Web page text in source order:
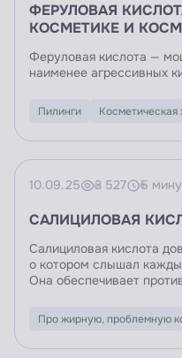
ФЕРУЛОВАЯ
КОСМЕТИКЕ И
Феруловая кислота —
наименее агрессивных
Пилинги Косметическая
10.09.25 3 527 5
САЛИЦИЛОВАЯ
Салициловая кислота
о котором слышал
Она обеспечивает
Про жирную, проблемную